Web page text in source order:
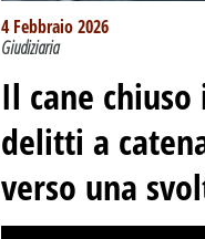
4 Febbraio 2026
Giudiziaria
Il cane
delitti a
verso una